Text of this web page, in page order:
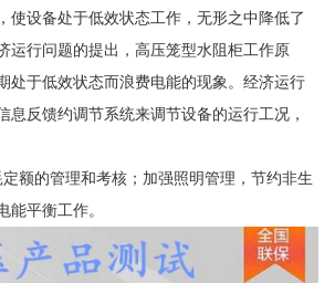
使设备处于低效状态工作，无形之中降低了
运行问题的提出，高压笼型水阻柜工作原
处于低效状态而浪费电能的现象。经济运行
息反馈约调节系统来调节设备的运行工况，
额的管理和考核；加强照明管理，节约非生
能平衡工作。